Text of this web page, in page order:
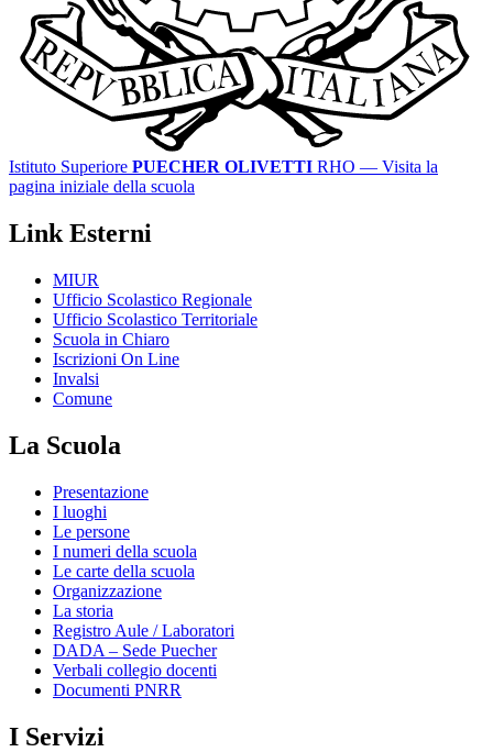
Istituto Superiore PUECHER OLIVETTI RHO — Visita la
pagina iniziale della scuola
Link Esterni
MIUR
Ufficio Scolastico Regionale
Ufficio Scolastico Territoriale
Scuola in Chiaro
Iscrizioni On Line
Invalsi
Comune
La Scuola
Presentazione
I luoghi
Le persone
I numeri della scuola
Le carte della scuola
Organizzazione
La storia
Registro Aule / Laboratori
DADA – Sede Puecher
Verbali collegio docenti
Documenti PNRR
I Servizi